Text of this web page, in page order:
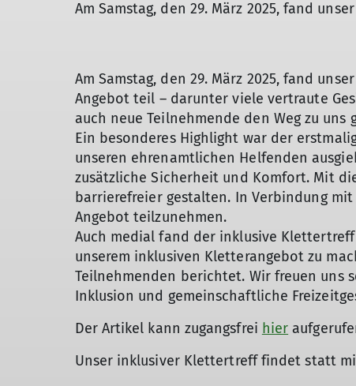
Am Samstag, den 29. März 2025, fand
Am Samstag, den 29. März 2025, fand
Angebot teil – darunter viele vertraute
auch neue Teilnehmende den Weg zu
Ein besonderes Highlight war der
unseren ehrenamtlichen Helfenden
zusätzliche Sicherheit und Komfort. Mit
barrierefreier gestalten. In Verbindung
Angebot teilzunehmen.
Auch medial fand der inklusive Klettertreff
unserem inklusiven Kletterangebot zu
Teilnehmenden berichtet. Wir freuen uns
Inklusion und gemeinschaftliche
Der Artikel kann zugangsfrei hier
Unser inklusiver Klettertreff findet statt